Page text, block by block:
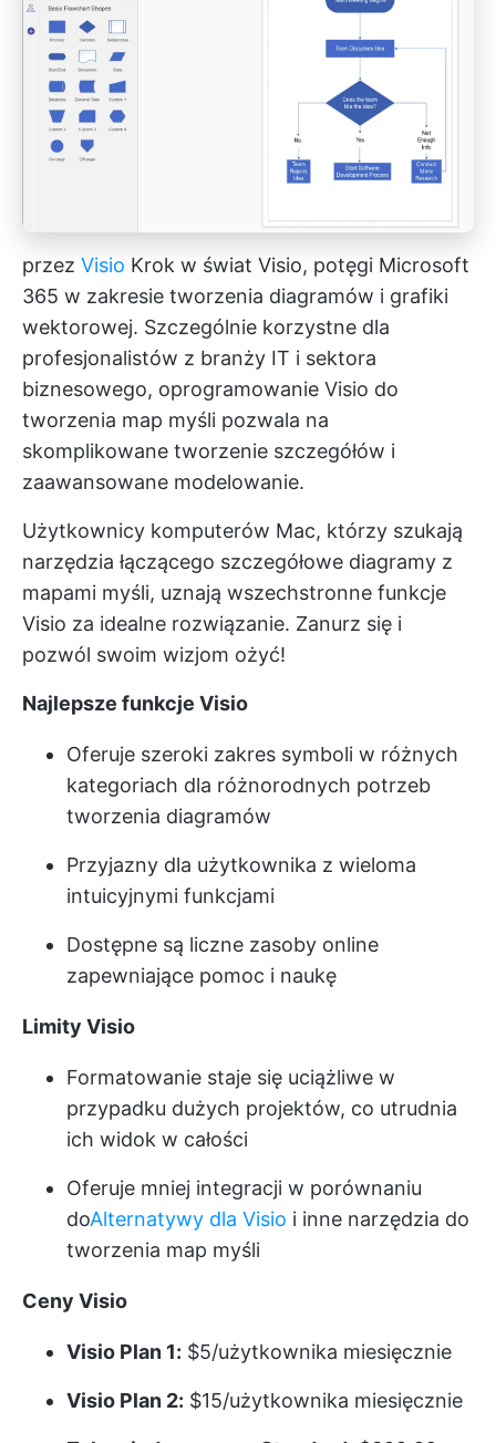
przez Visio Krok w świat Visio, potęgi Microsoft
365 w zakresie tworzenia diagramów i grafiki
wektorowej. Szczególnie korzystne dla
profesjonalistów z branży IT i sektora
biznesowego, oprogramowanie Visio do
tworzenia map myśli pozwala na
skomplikowane tworzenie szczegółów i
zaawansowane modelowanie.
Użytkownicy komputerów Mac, którzy szukają
narzędzia łączącego szczegółowe diagramy z
mapami myśli, uznają wszechstronne funkcje
Visio za idealne rozwiązanie. Zanurz się i
pozwól swoim wizjom ożyć!
Najlepsze funkcje Visio
Oferuje szeroki zakres symboli w różnych
kategoriach dla różnorodnych potrzeb
tworzenia diagramów
Przyjazny dla użytkownika z wieloma
intuicyjnymi funkcjami
Dostępne są liczne zasoby online
zapewniające pomoc i naukę
Limity Visio
Formatowanie staje się uciążliwe w
przypadku dużych projektów, co utrudnia
ich widok w całości
Oferuje mniej integracji w porównaniu
doAlternatywy dla Visio i inne narzędzia do
tworzenia map myśli
Ceny Visio
Visio Plan 1: $5/użytkownika miesięcznie
Visio Plan 2: $15/użytkownika miesięcznie